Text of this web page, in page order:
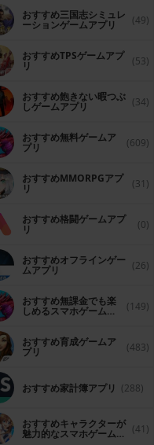
おすすめ三国志シミュレ
ーションゲームアプリ (49)
おすすめTPSゲームアプ
リ (53)
おすすめ飽きない暇つぶ
しゲームアプリ (34)
おすすめ無料ゲームア
プリ (609)
おすすめ MMORPGアプ
リ (31)
おすすめ格闘ゲームアプ
リ (0)
おすすめオフラインゲー
ムアプリ (26)
おすすめ無課金でも楽
しめるスマホゲームア (149)
おすすめ育成ゲームア
プリ (483)
おすすめ家計簿アプリ (288)
おすすめキャラクターが
魅力的なスマホゲームア (41)